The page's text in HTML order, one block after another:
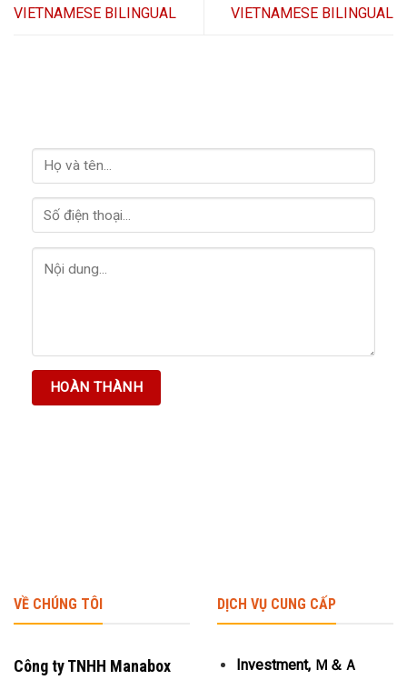
VIETNAMESE BILINGUAL
VIETNAMESE BILINGUAL
VỀ CHÚNG TÔI
Công ty TNHH Manabox
DỊCH VỤ CUNG CẤP
Investment, Ｍ＆Ａ